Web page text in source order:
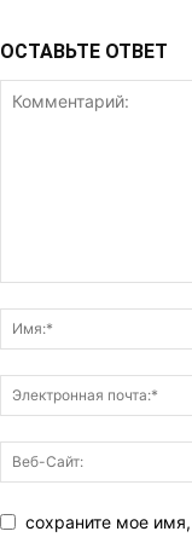
ОСТАВЬТЕ ОТВЕТ
сохраните мое